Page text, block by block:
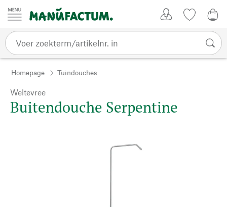
Passer au contenu
Homepage Tuindouches
Weltevree
Buitendouche Serpentine